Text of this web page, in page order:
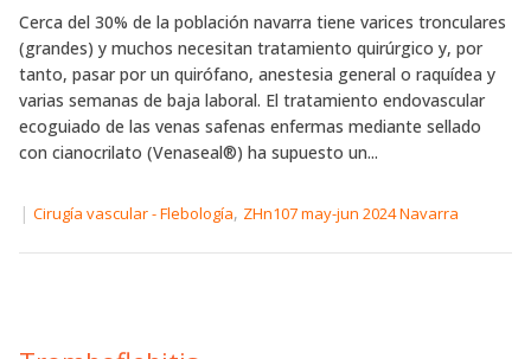
Cerca del 30% de la población navarra tiene varices tronculares
(grandes) y muchos necesitan tratamiento quirúrgico y, por
tanto, pasar por un quirófano, anestesia general o raquídea y
varias semanas de baja laboral. El tratamiento endovascular
ecoguiado de las venas safenas enfermas mediante sellado
con cianocrilato (Venaseal®) ha supuesto un...
| Cirugía vascular - Flebología, ZHn107 may-jun 2024 Navarra